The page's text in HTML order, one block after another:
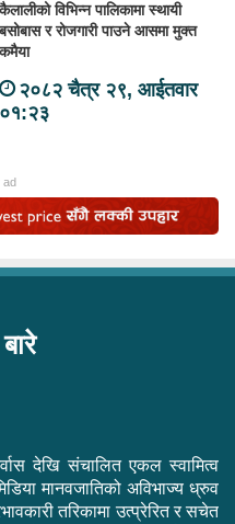
कैलालीको विभिन्न पालिकामा स्थायी
बसोबास र रोजगारी पाउने आसमा मुक्त
कमैया
२०८२ चैत्र २९, आईतवार
०१:२३
ad
देखि संचालित एकल स्वामित्व
मानवजातिको अविभाज्य ध्रुव
तरिकामा उत्प्रेरित र सचेत